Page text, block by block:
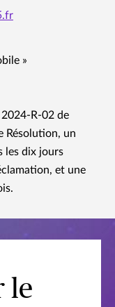
»
R-02 de
Résolution, un
les dix jours
et une
le